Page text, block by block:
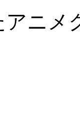
アニメ